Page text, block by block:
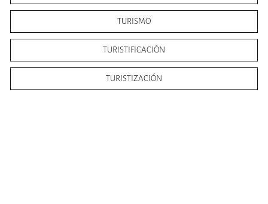
TURISMO
TURISTIFICACIÓN
TURISTIZACIÓN